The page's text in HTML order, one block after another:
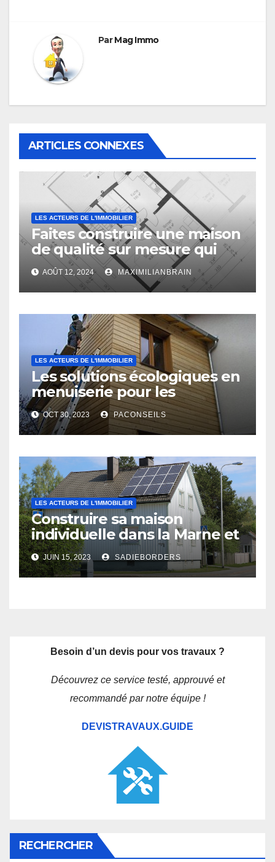
ParMag Immo
ARTICLES CONNEXES
LES ACTEURS DE L'IMMOBILIER
Faites construire une maison
de qualité sur mesure qui
vous ressemble !
AOÛT 12, 2024 MAXIMILIANBRAIN
LES ACTEURS DE L'IMMOBILIER
Les solutions écologiques en
menuiserie pour les
professionnels du bâtiment
OCT 30, 2023 PACONSEILS
LES ACTEURS DE L'IMMOBILIER
Construire sa maison
individuelle dans la Marne et
les Ardennes : les avantages
d’un constructeur local
JUIN 15, 2023 SADIEBORDERS
Besoin d’un devis pour vos travaux ?
Découvrez ce service testé, approuvé et
recommandé par notre équipe !
DEVISTRAVAUX.GUIDE
RECHERCHER